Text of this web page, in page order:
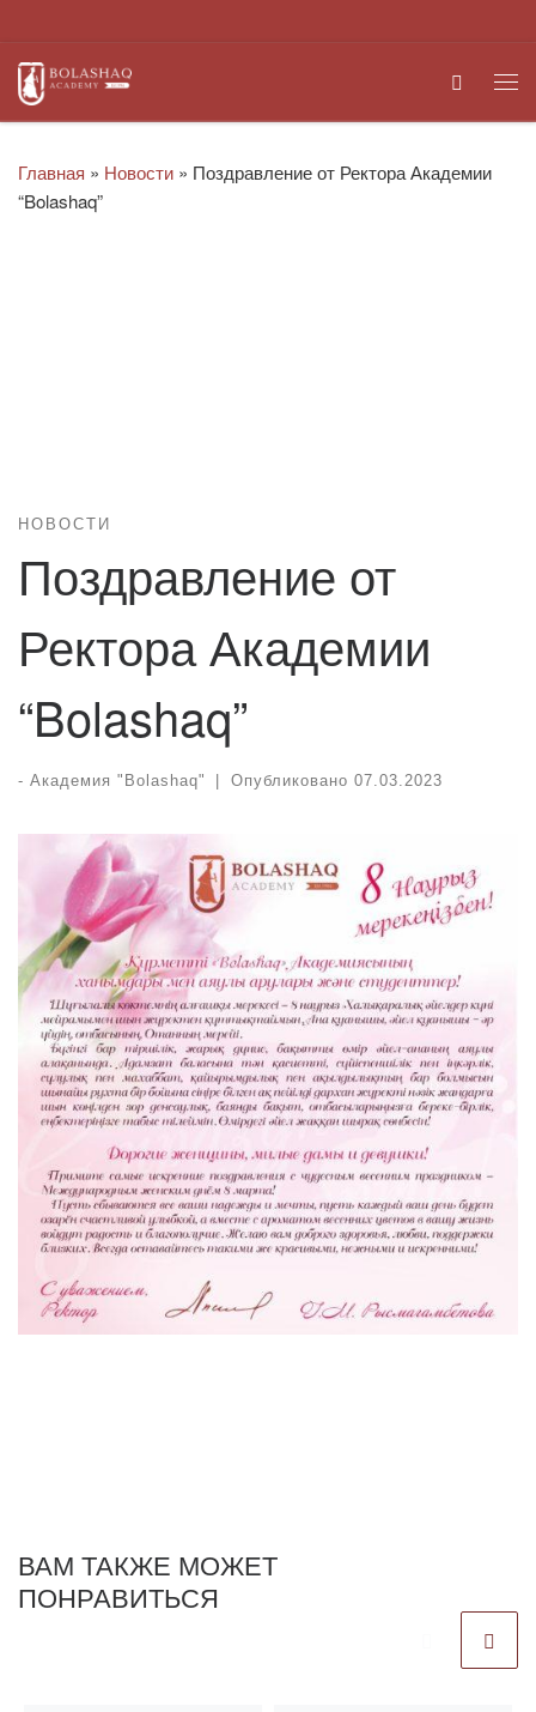
Search
Главная » Новости » Поздравление от Ректора Академии
“Bolashaq”
НОВОСТИ
Поздравление от
Ректора Академии
“Bolashaq”
- Академия "Bolashaq" | Опубликовано 07.03.2023
ВАМ ТАКЖЕ МОЖЕТ
ПОНРАВИТЬСЯ